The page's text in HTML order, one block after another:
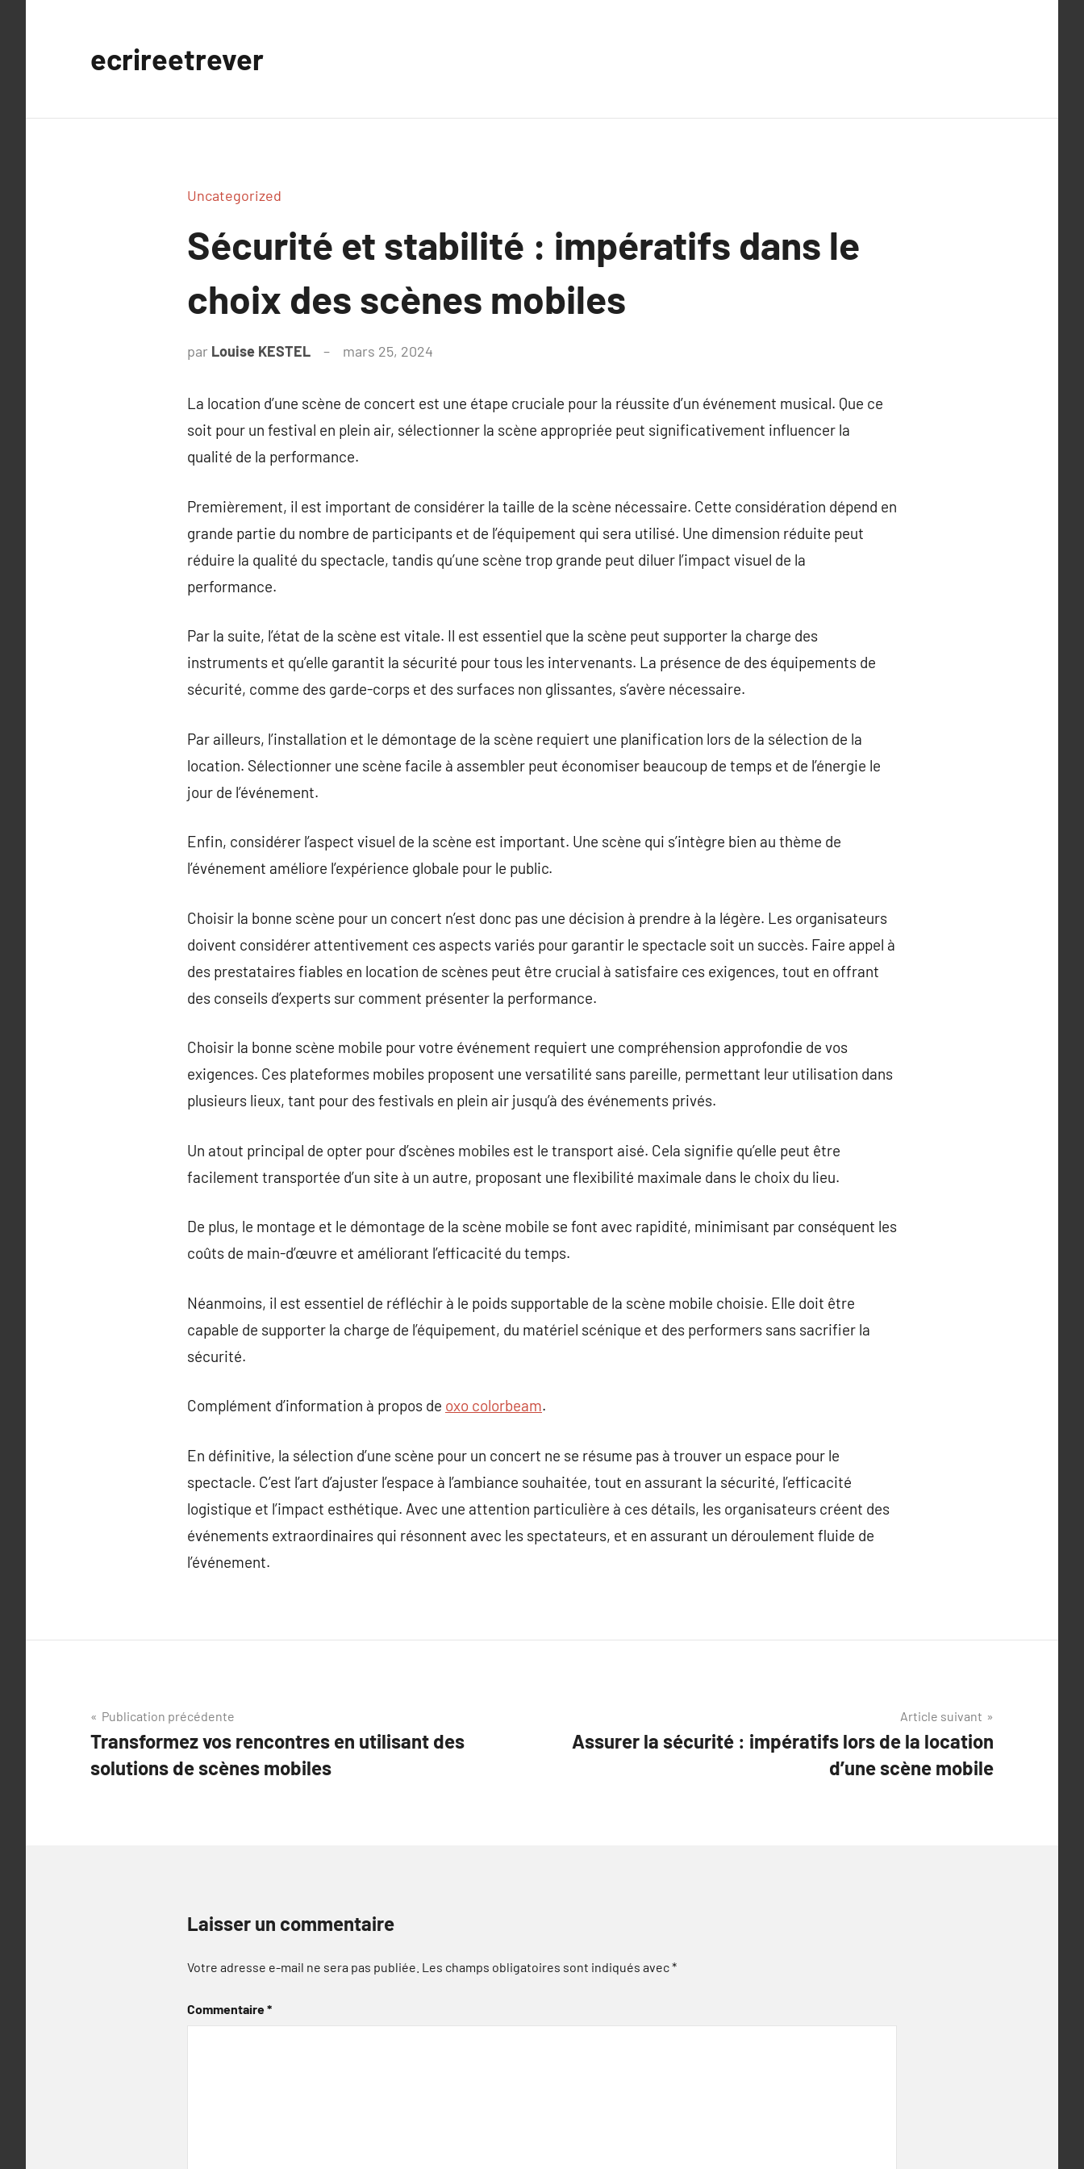
ecrireetrever
Uncategorized
Sécurité et stabilité : impératifs dans le
choix des scènes mobiles
par Louise KESTEL mars 25, 2024
La location d’une scène de concert est une étape cruciale pour la réussite d’un événement musical. Que ce
soit pour un festival en plein air, sélectionner la scène appropriée peut significativement influencer la
qualité de la performance.
Premièrement, il est important de considérer la taille de la scène nécessaire. Cette considération dépend en
grande partie du nombre de participants et de l’équipement qui sera utilisé. Une dimension réduite peut
réduire la qualité du spectacle, tandis qu’une scène trop grande peut diluer l’impact visuel de la
performance.
Par la suite, l’état de la scène est vitale. Il est essentiel que la scène peut supporter la charge des
instruments et qu’elle garantit la sécurité pour tous les intervenants. La présence de des équipements de
sécurité, comme des garde-corps et des surfaces non glissantes, s’avère nécessaire.
Par ailleurs, l’installation et le démontage de la scène requiert une planification lors de la sélection de la
location. Sélectionner une scène facile à assembler peut économiser beaucoup de temps et de l’énergie le
jour de l’événement.
Enfin, considérer l’aspect visuel de la scène est important. Une scène qui s’intègre bien au thème de
l’événement améliore l’expérience globale pour le public.
Choisir la bonne scène pour un concert n’est donc pas une décision à prendre à la légère. Les organisateurs
doivent considérer attentivement ces aspects variés pour garantir le spectacle soit un succès. Faire appel à
des prestataires fiables en location de scènes peut être crucial à satisfaire ces exigences, tout en offrant
des conseils d’experts sur comment présenter la performance.
Choisir la bonne scène mobile pour votre événement requiert une compréhension approfondie de vos
exigences. Ces plateformes mobiles proposent une versatilité sans pareille, permettant leur utilisation dans
plusieurs lieux, tant pour des festivals en plein air jusqu’à des événements privés.
Un atout principal de opter pour d’scènes mobiles est le transport aisé. Cela signifie qu’elle peut être
facilement transportée d’un site à un autre, proposant une flexibilité maximale dans le choix du lieu.
De plus, le montage et le démontage de la scène mobile se font avec rapidité, minimisant par conséquent les
coûts de main-d’œuvre et améliorant l’efficacité du temps.
Néanmoins, il est essentiel de réfléchir à le poids supportable de la scène mobile choisie. Elle doit être
capable de supporter la charge de l’équipement, du matériel scénique et des performers sans sacrifier la
sécurité.
Complément d’information à propos de oxo colorbeam.
En définitive, la sélection d’une scène pour un concert ne se résume pas à trouver un espace pour le
spectacle. C’est l’art d’ajuster l’espace à l’ambiance souhaitée, tout en assurant la sécurité, l’efficacité
logistique et l’impact esthétique. Avec une attention particulière à ces détails, les organisateurs créent des
événements extraordinaires qui résonnent avec les spectateurs, et en assurant un déroulement fluide de
l’événement.
Navigation
de
l’article
Publication précédente
Transformez vos rencontres en utilisant des
solutions de scènes mobiles
Article suivant
Assurer la sécurité : impératifs lors de la location
d’une scène mobile
Laisser un commentaire
Votre adresse e-mail ne sera pas publiée. Les champs obligatoires sont indiqués avec*
Commentaire*